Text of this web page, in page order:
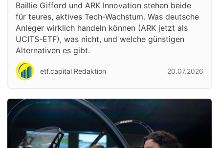
Baillie Gifford und ARK Innovation stehen beide
für teures, aktives Tech-Wachstum. Was deutsche
Anleger wirklich handeln können (ARK jetzt als
UCITS-ETF), was nicht, und welche günstigen
Alternativen es gibt.
etf.capital Redaktion 20.07.2026